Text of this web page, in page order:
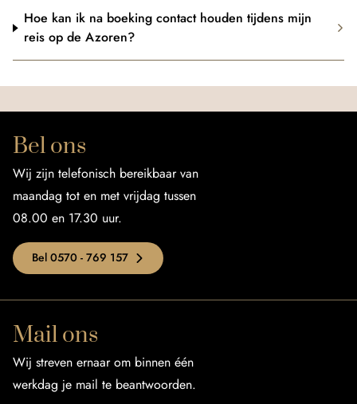
Hoe kan ik na boeking contact houden tijdens mijn
reis op de Azoren?
Bel ons
Wij zijn telefonisch bereikbaar van
maandag tot en met vrijdag tussen
08.00 en 17.30 uur.
Bel 0570 - 769 157
Mail ons
Wij streven ernaar om binnen één
werkdag je mail te beantwoorden.